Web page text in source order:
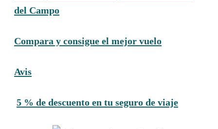
del Campo
Compara y consigue el mejor vuelo
Avis
5 % de descuento en tu seguro de viaje